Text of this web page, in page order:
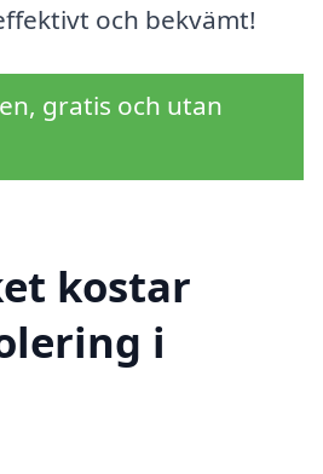
och bekvämt!
gratis och utan
kostar
i